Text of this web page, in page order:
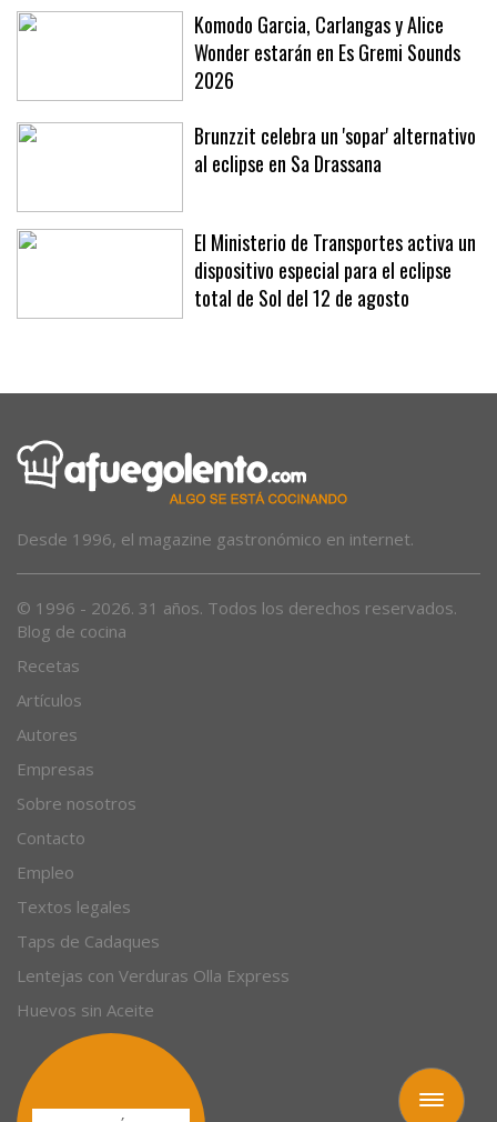
Toggle
Komodo Garcia, Carlangas y Alice
Wonder estarán en Es Gremi Sounds
2026
Brunzzit celebra un 'sopar' alternativo
al eclipse en Sa Drassana
El Ministerio de Transportes activa un
dispositivo especial para el eclipse
total de Sol del 12 de agosto
Desde 1996, el magazine gastronómico en internet.
© 1996 - 2026. 31 años. Todos los derechos reservados.
Blog de cocina
Recetas
Artículos
Autores
Empresas
Sobre nosotros
Contacto
Empleo
Textos legales
Taps de Cadaques
Lentejas con Verduras Olla Express
Huevos sin Aceite